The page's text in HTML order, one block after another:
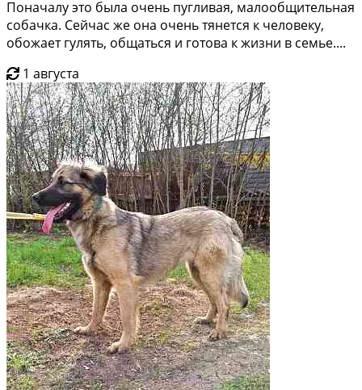
Поначалу это была очень пугливая, малообщительная
собачка. Сейчас же она очень тянется к человеку,
обожает гулять, общаться и готова к жизни в семье....
1 августа